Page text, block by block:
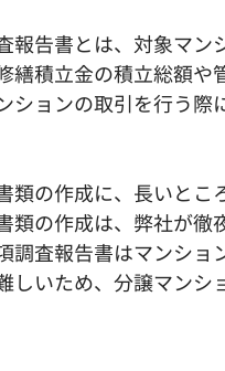
報告書とは、対象マン
繕積立金の積立総額
ションの取引を行う
類の作成に、長いと
類の作成は、弊社が徹
調査報告書はマンシ
しいため、分譲マン